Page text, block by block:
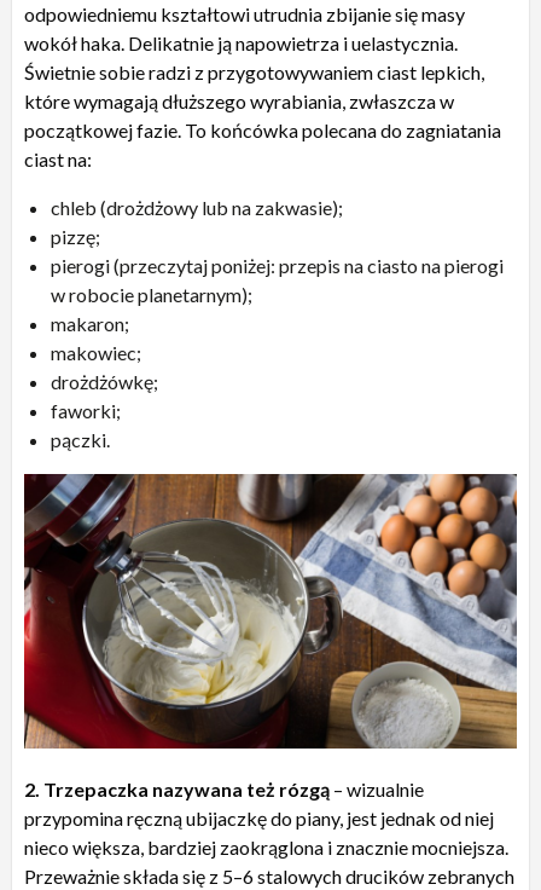
odpowiedniemu kształtowi utrudnia zbijanie się masy
wokół haka. Delikatnie ją napowietrza i uelastycznia.
Świetnie sobie radzi z przygotowywaniem ciast lepkich,
które wymagają dłuższego wyrabiania, zwłaszcza w
początkowej fazie. To końcówka polecana do zagniatania
ciast na:
chleb (drożdżowy lub na zakwasie);
pizzę;
pierogi (przeczytaj poniżej: przepis na ciasto na pierogi
w robocie planetarnym);
makaron;
makowiec;
drożdżówkę;
faworki;
pączki.
2. Trzepaczka nazywana też rózgą – wizualnie
przypomina ręczną ubijaczkę do piany, jest jednak od niej
nieco większa, bardziej zaokrąglona i znacznie mocniejsza.
Przeważnie składa się z 5–6 stalowych drucików zebranych